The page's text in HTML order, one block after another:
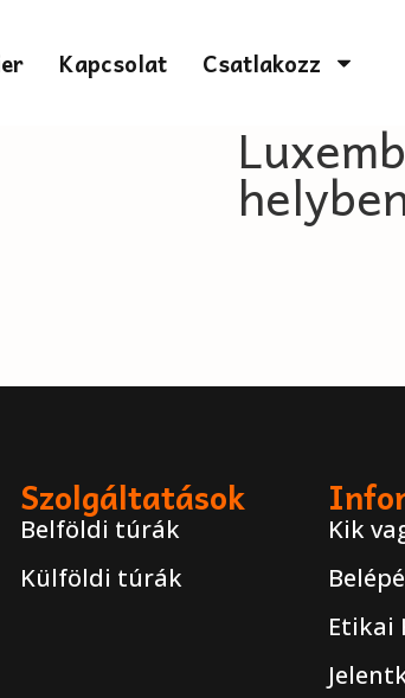
Kapcsolat Csatlakozz
Szolgáltatások
Belföldi túrák
Külföldi túrák
Kik
Etikai